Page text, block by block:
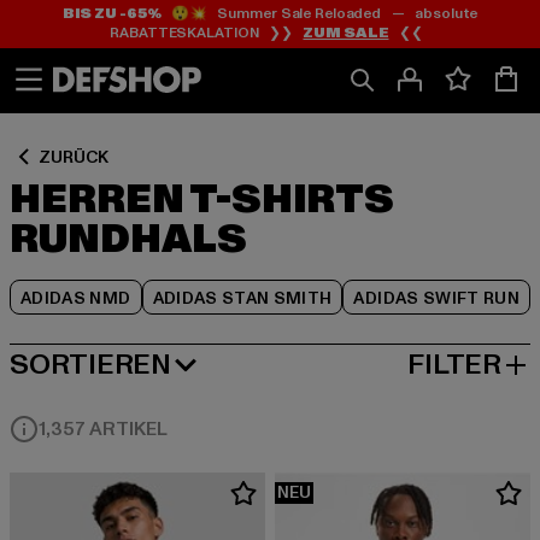
Zum
Inhalt
springen
Zum
Fußzeile
springen
BIS ZU -65%😲💥 Summer Sale Reloaded — absolute
RABATTESKALATION ❯❯ ZUM SALE ❮❮
ZURÜCK
HERREN T-SHIRTS
RUNDHALS
ADIDAS NMD ADIDAS STAN SMITH ADIDAS SWIFT RUN
Zum
Produktraster
springen
SORTIEREN
NEUESTE FILTER
1,357 ARTIKEL
NEU